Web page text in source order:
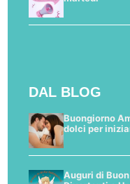
DAL BLOG
Buongiorno
dolci per
Auguri di